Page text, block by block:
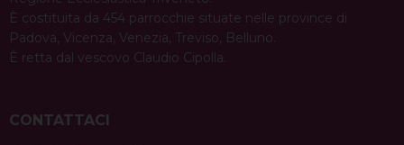
È costituita da 454 parrocchie situate nelle province di
Padova, Vicenza, Venezia, Treviso, Belluno.
È retta dal vescovo Claudio Cipolla.
CONTATTACI